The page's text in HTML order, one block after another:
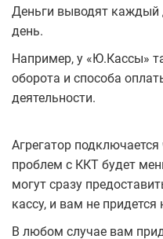
Деньги выводят каждый
день.
Например, у «Ю.Кассы»
оборота и способа
деятельности.
Агрегатор
проблем с ККТ будет
могут сразу
кассу, и вам не придется
В любом случае вам